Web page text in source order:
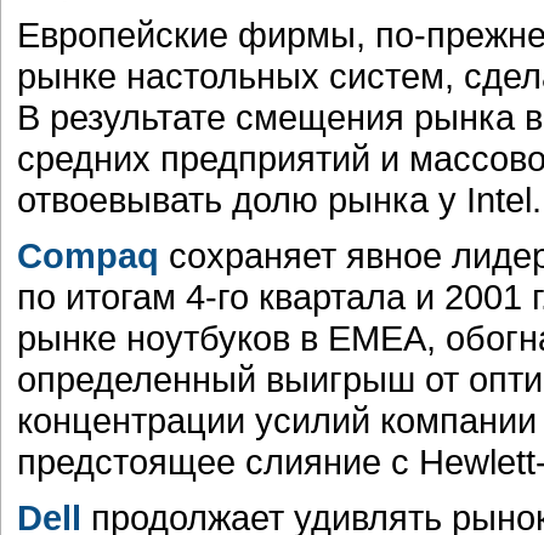
Европейские фирмы, по-
рынке настольных систем,
В результате смещения рынка
средних предприятий и
отвоевывать долю рынка у Intel.
Compaq сохраняет явное
по итогам 4-го квартала и
рынке ноутбуков в EMEA,
определенный выигрыш от
концентрации усилий
предстоящее слияние с
Dell продолжает удивлять